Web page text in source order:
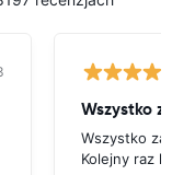
Wszystko
Wszystko
Kolejny raz